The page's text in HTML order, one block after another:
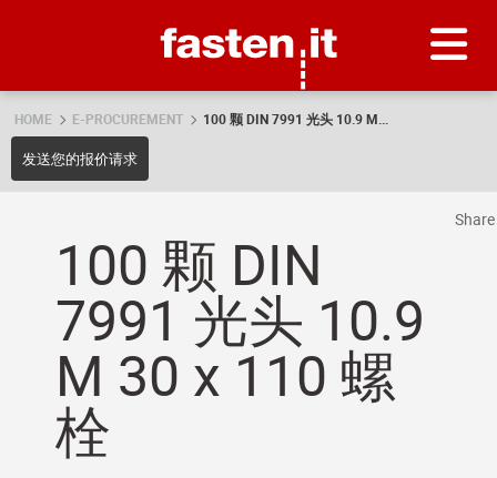
HOME E-PROCUREMENT 100 颗 DIN 7991 光头 10.9 M...
发送您的报价请求
100 颗 DIN
7991 光头 10.9
M 30 x 110 螺
栓
Share